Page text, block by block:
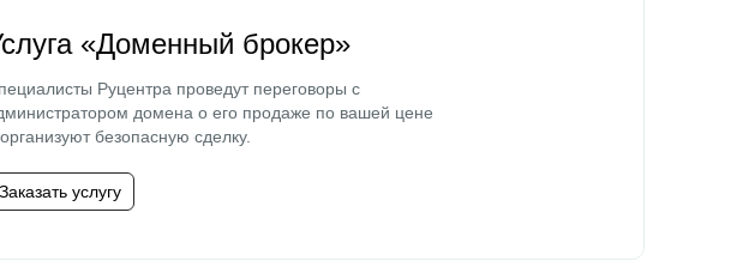
«Доменный брокер»
Руцентра проведут переговоры с
домена о его продаже по вашей цене
безопасную сделку.
Заказать услугу